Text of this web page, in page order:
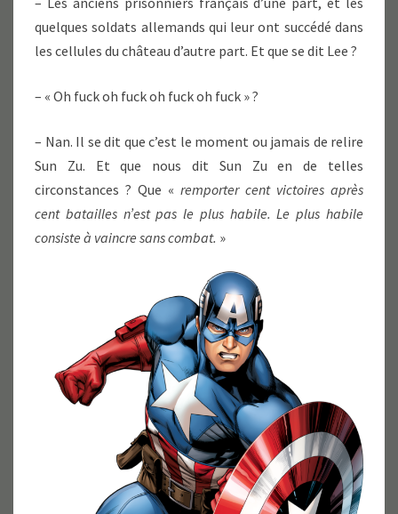
quelques soldats allemands qui leur ont succédé dans
les cellules du château d’autre part. Et que se dit Lee ?
– « Oh fuck oh fuck oh fuck oh fuck » ?
– Nan. Il se dit que c’est le moment ou jamais de relire
Sun Zu. Et que nous dit Sun Zu en de telles
circonstances ? Que « remporter cent victoires après
cent batailles n’est pas le plus habile. Le plus habile
consiste à vaincre sans combat. »